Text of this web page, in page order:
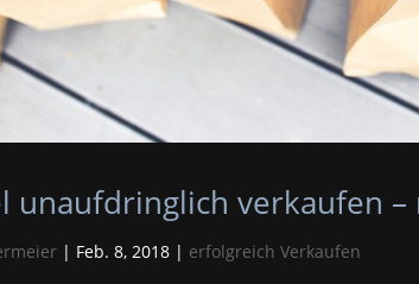
unaufdringlich verkaufen
| Feb. 8, 2018 | erfolgreich Verkaufen